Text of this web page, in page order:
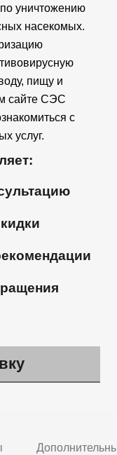
уничтожению
насекомых.
пищу и
сайте СЭС
с
услуг.